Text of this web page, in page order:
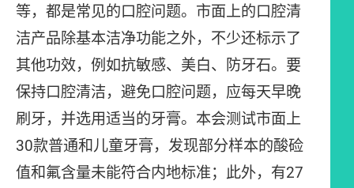
等，都是常见的口腔问题。市面上的口腔清
洁产品除基本洁净功能之外，不少还标示了
其他功效，例如抗敏感、美白、防牙石。要
保持口腔清洁，避免口腔问题，应每天早晚
刷牙，并选用适当的牙膏。本会测试市面上
30款普通和儿童牙膏，发现部分样本的酸硷
值和氟含量未能符合内地标准；此外，有27